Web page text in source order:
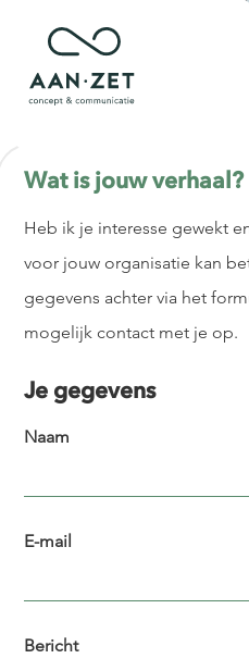
Wat is jouw verhaal?
Heb ik je interesse gewekt
voor jouw organisatie kan
gegevens achter via het
mogelijk contact met je op.
Je gegevens
Naam
E-mail
Bericht